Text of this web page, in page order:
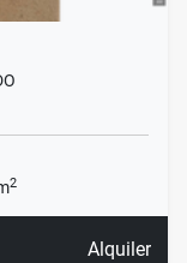
2
Alquiler